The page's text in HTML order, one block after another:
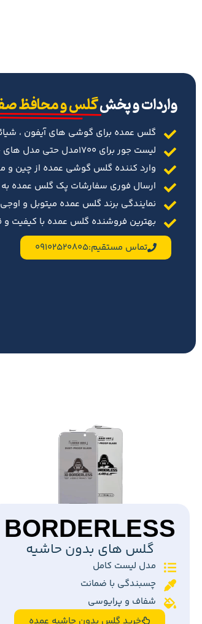
‌واردات و پخشگلس و محافظ
گلس عمده برای گوشی های آیفون ،
لیست جور برای 1700مدل حتی مدل های جدید
وارد کننده گلس گوشی عمده از چین و
ارسال فوری سفارشات پک گلس عمده
نمایندگی برند گلس عمده میتوبل و
بهترین فروشنده گلس عمده با کیفیت و
تماس مستقیم:09102520805
BORDERLESS
گلس های بدون حاشیه
مدل لیست کامل
چسبندگی با ضمانت
شفاف و پرایوسی